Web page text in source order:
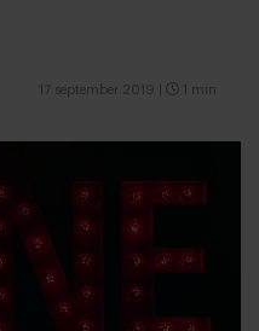
17 september 2019 1 min